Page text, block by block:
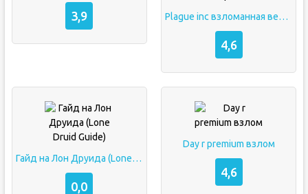
3,9 Plague inc взломанная версия
4,6
Гайд на Лон Друида (Lone Druid Guide)
0,0
Day r premium взлом
4,6